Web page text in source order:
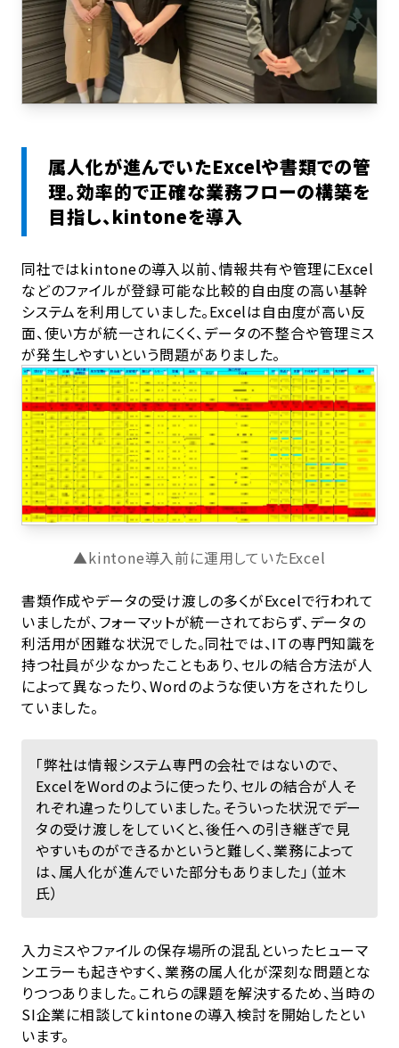
属人化が進んでいたExcelや書類での管
理。効率的で正確な業務フローの構築を
目指し、kintoneを導入
同社ではkintoneの導入以前、情報共有や管理にExcel
などのファイルが登録可能な比較的自由度の高い基幹
システムを利用していました。Excelは自由度が高い反
面、使い方が統一されにくく、データの不整合や管理ミス
が発生しやすいという問題がありました。
▲kintone導入前に運用していたExcel
書類作成やデータの受け渡しの多くがExcelで行われて
いましたが、フォーマットが統一されておらず、データの
利活用が困難な状況でした。同社では、ITの専門知識を
持つ社員が少なかったこともあり、セルの結合方法が人
によって異なったり、Wordのような使い方をされたりし
ていました。
「弊社は情報システム専門の会社ではないので、
ExcelをWordのように使ったり、セルの結合が人そ
れぞれ違ったりしていました。そういった状況でデー
タの受け渡しをしていくと、後任への引き継ぎで見
やすいものができるかというと難しく、業務によって
は、属人化が進んでいた部分もありました」（並木
氏）
入力ミスやファイルの保存場所の混乱といったヒューマ
ンエラーも起きやすく、業務の属人化が深刻な問題とな
りつつありました。これらの課題を解決するため、当時の
SI企業に相談してkintoneの導入検討を開始したとい
います。